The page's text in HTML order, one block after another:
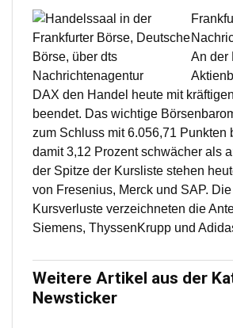
An der
DAX den Handel heute mit
beendet. Das wichtige
zum Schluss mit 6.056,71 Punkten
damit 3,12 Prozent schwächer als
der Spitze der Kursliste stehen
von Fresenius, Merck und SAP.
Kursverluste verzeichneten die
Siemens, ThyssenKrupp und
Weitere Artikel aus der
Newsticker